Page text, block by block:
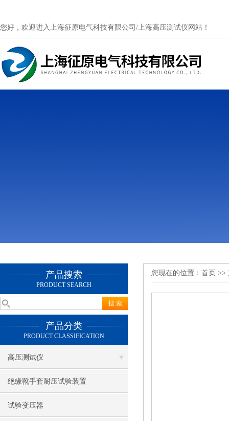
您好，欢迎进入上海征原电气科技有限公司/上海高压测试仪网站！
产品搜索
PRODUCT SEARCH
产品分类
PRODUCT CLASSIFICATION
高压测试仪
绝缘靴手套耐压试验装置
试验变压器
您现在的位置： 首页 >>